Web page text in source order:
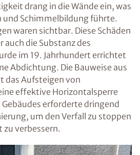
drang in die Wände ein, was
und Schimmelbildung führte.
waren sichtbar. Diese Schäden
die Substanz des
im 19. Jahrhundert errichtet
Abdichtung. Die Bauweise aus
das Aufsteigen von
effektive Horizontalsperre
Gebäudes erforderte dringend
um den Verfall zu stoppen
verbessern.